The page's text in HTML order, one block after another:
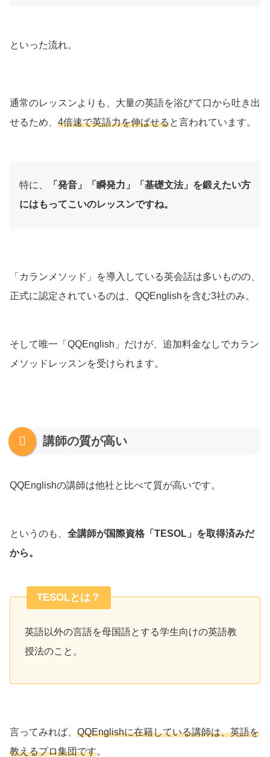
といった流れ。
通常のレッスンよりも、大量の英語を浴びて口から吐き出
せるため、 4倍速で英語力を伸ばせると言われています。
特に、
「発音」「瞬発力」「基礎文法」を鍛えたい方
にはもってこいのレッスンですね。
「カランメソッド」を導入している英会話は多いものの、
正式に認定されているのは、QQEnglishを含む3社のみ。
そして唯一「QQEnglish」だけが、追加料金なしでカラン
メソッドレッスンを受けられます。
講師の質が高い
QQEnglishの講師は他社と比べて質が高いです。
というのも、 全講師が国際資格「TESOL」を取得済みだ
から。
TESOLとは？
英語以外の言語を母国語とする学生向けの英語教
授法のこと。
言ってみれば、 QQEnglishに在籍している講師は、英語を
教えるプロ集団です。